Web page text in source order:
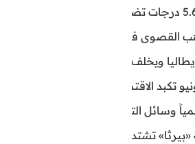
مدينة بسبب موجة حر شديدة
ويخلف عشرات الجرحى
الاقتصاد البريطاني خسائر تجاوزت 1.5 مليار
وسائل التواصل الاجتماعي على القاصرين
«بيرثا» تشتد وتقترب من سواحل